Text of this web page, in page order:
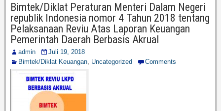
Bimtek/Diklat Peraturan Menteri Dalam Negeri
republik Indonesia nomor 4 Tahun 2018 tentang
Pelaksanaan Reviu Atas Laporan Keuangan
Pemerintah Daerah Berbasis Akrual
admin
Juli 19, 2018
Bimtek/Diklat Keuangan Uncategorized Comments